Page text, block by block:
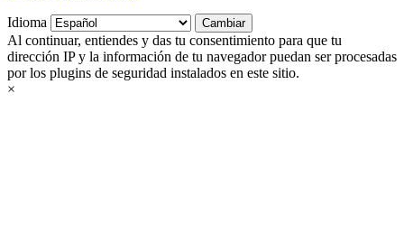
Idioma
Al continuar, entiendes y das tu consentimiento para que tu
dirección IP y la información de tu navegador puedan ser procesadas
por los plugins de seguridad instalados en este sitio.
×